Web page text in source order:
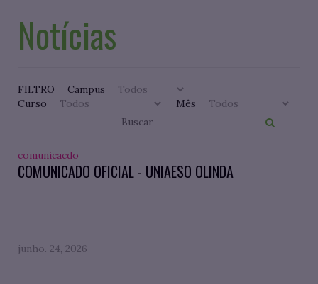
Notícias
FILTRO
Campus
Curso
Mês
comunicacdo
COMUNICADO OFICIAL - UNIAESO OLINDA
junho. 24, 2026